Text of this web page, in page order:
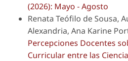
(2026): Mayo - Agosto
Renata Teófilo de Sousa,
Alexandria, Ana Karine
Percepciones Docentes
Curricular entre las